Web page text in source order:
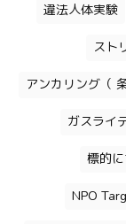
違法人体実験
スト
アンカリング（
ガスライ
標的
NPO